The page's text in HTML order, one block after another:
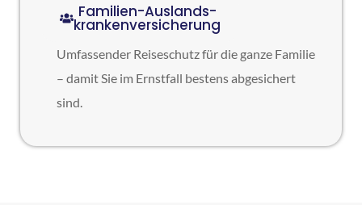
Familien-Auslands-
krankenversicherung
Umfassender Reiseschutz für die ganze Familie
– damit Sie im Ernstfall bestens abgesichert
sind.